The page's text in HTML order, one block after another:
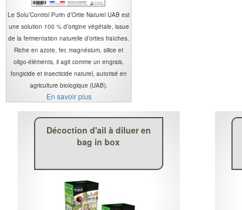
Le Solu’Control Purin d’Ortie Naturel UAB est
une solution 100 % d’origine végétale, issue
de la fermentation naturelle d’orties fraîches.
Riche en azote, fer, magnésium, silice et
oligo-éléments, il agit comme un engrais,
fongicide et insecticide naturel, autorisé en
agriculture biologique (UAB).
En savoir plus
Décoction d'ail à diluer en
bag in box